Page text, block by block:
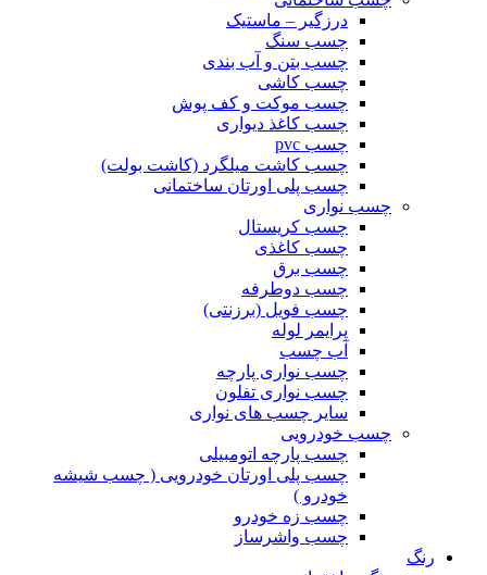
درزگیر – ماستیک
چسب سنگ
چسب بتن و آب بندی
چسب کاشی
چسب موکت و کف پوش
چسب کاغذ دیواری
چسب pvc
چسب کاشت میلگرد (کاشت بولت)
چسب پلی اورتان ساختمانی
چسب نواری
چسب کریستال
چسب کاغذی
چسب برق
چسب دوطرفه
چسب فویل (برزنتی)
پرایمر لوله
آب چسب
چسب نواری پارچه
چسب نواری تفلون
سایر چسب های نواری
چسب خودرویی
چسب پارچه اتومبیلی
چسب پلی اورتان خودرویی ( چسب شیشه
خودرو )
چسب زه خودرو
چسب واشرساز
رنگ